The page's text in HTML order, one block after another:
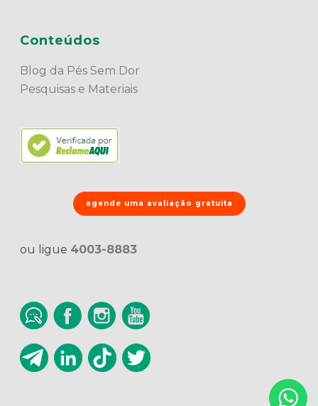
Conteúdos
Blog da Pés Sem Dor
Pesquisas e Materiais
agende uma avaliação gratuita
ou ligue 4003-8883